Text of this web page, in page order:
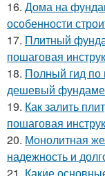
16. Дома на
особенности
17. Плитный
пошаговая
18. Полный гид
дешевый
19. Как залить
пошаговая
20. Монолитная
надежность и